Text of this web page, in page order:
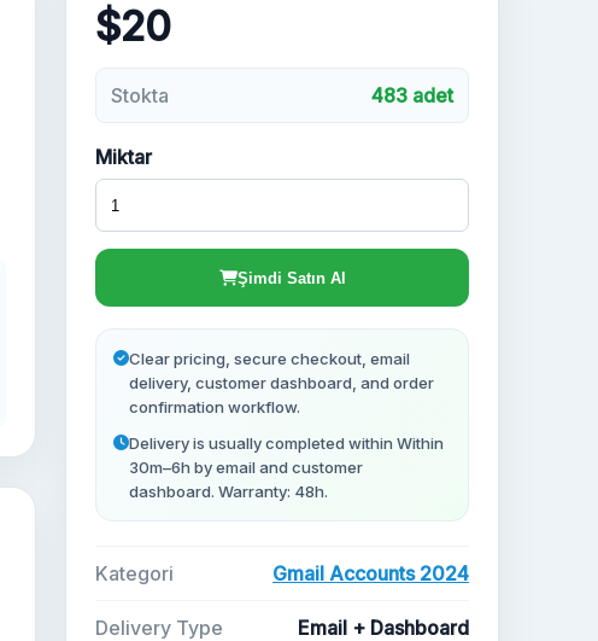
$20
Stokta 483 adet
Miktar
Şimdi Satın Al
Clear pricing, secure checkout, email
delivery, customer dashboard, and order
confirmation workflow.
Delivery is usually completed within Within
30m–6h by email and customer
dashboard. Warranty: 48h.
Kategori Gmail Accounts 2024
Delivery Type Email + Dashboard